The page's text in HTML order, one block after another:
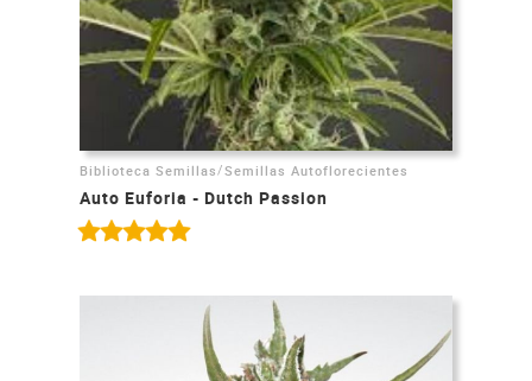
Biblioteca Semillas/Semillas Autoflorecientes
Auto Euforia - Dutch Passion